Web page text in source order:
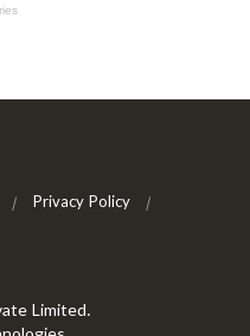
Privacy Policy
Limited.